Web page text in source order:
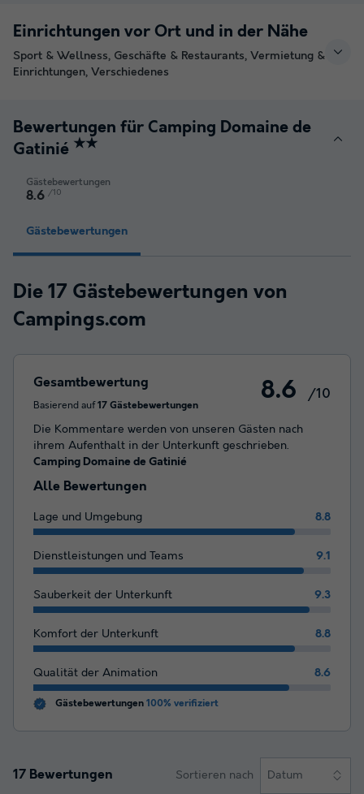
Einrichtungen vor Ort und in der Nähe
Sport & Wellness, Geschäfte & Restaurants, Vermietung &
Einrichtungen, Verschiedenes
Bewertungen für Camping Domaine de
Gatinié ★★
Gästebewertungen
8.6 /10
Gästebewertungen
Die 17 Gästebewertungen von
Campings.com
Gesamtbewertung
Basierend auf17 Gästebewertungen
8.6 /10
Die Kommentare werden von unseren Gästen nach
ihrem Aufenthalt in der Unterkunft geschrieben.
Camping Domaine de Gatinié
Alle Bewertungen
Lage und Umgebung 8.8
Dienstleistungen und Teams 9.1
Sauberkeit der Unterkunft 9.3
Komfort der Unterkunft 8.8
Qualität der Animation 8.6
Gästebewertungen 100% verifiziert
17 Bewertungen Sortieren nach Datum